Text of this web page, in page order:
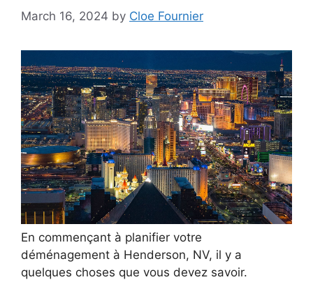
March 16, 2024 by Cloe Fournier
En commençant à planifier votre
déménagement à Henderson, NV, il y a
quelques choses que vous devez savoir.